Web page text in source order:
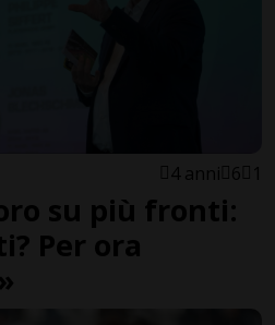
4 anni 6 1
su più fronti:
Per ora